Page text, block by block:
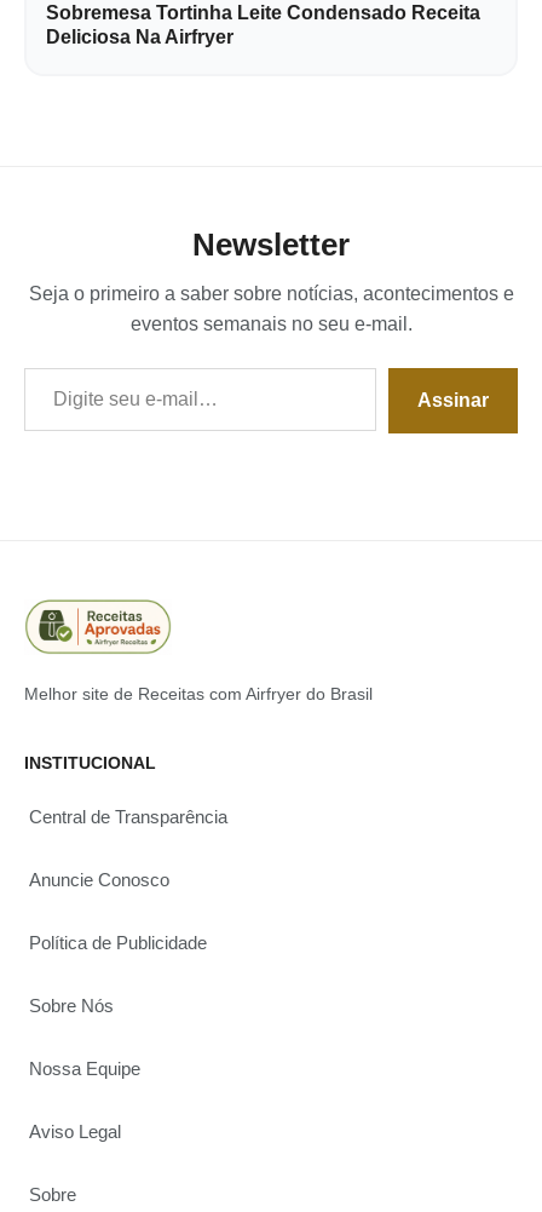
Sobremesa Tortinha Leite Condensado Receita
Deliciosa Na Airfryer
Newsletter
Seja o primeiro a saber sobre notícias, acontecimentos e
eventos semanais no seu e-mail.
Digite seu e-mail…
Assinar
Melhor site de Receitas com Airfryer do Brasil
INSTITUCIONAL
Central de Transparência
Anuncie Conosco
Política de Publicidade
Sobre Nós
Nossa Equipe
Aviso Legal
Sobre